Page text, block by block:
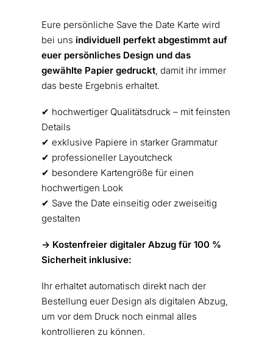
Eure persönliche Save the Date Karte wird
bei uns individuell perfekt abgestimmt auf
euer persönliches Design und das
gewählte Papier gedruckt, damit ihr immer
das beste Ergebnis erhaltet.
✔︎ hochwertiger Qualitätsdruck – mit feinsten
Details
✔︎ exklusive Papiere in starker Grammatur
✔︎ professioneller Layoutcheck
✔︎ besondere Kartengröße für einen
hochwertigen Look
✔︎ Save the Date einseitig oder zweiseitig
gestalten
-> Kostenfreier digitaler Abzug für 100 %
Sicherheit inklusive:
Ihr erhaltet automatisch direkt nach der
Bestellung euer Design als digitalen Abzug,
um vor dem Druck noch einmal alles
kontrollieren zu können.